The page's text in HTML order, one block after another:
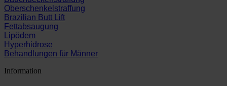
Oberschenkelstraffung
Brazilian Butt Lift
Fettabsaugung
Lipödem
Hyperhidrose
Behandlungen für Männer
Information